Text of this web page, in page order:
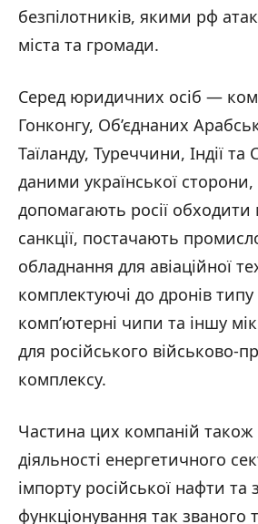
безпілотників, якими рф
міста та громади.
Серед юридичних осіб —
Гонконгу, Об’єднаних
Таїланду, Туреччини, Індії та
даними української
допомагають росії обходити
санкції, постачають
обладнання для авіаційної
комплектуючі до дронів типу
комп’ютерні чипи та іншу
для російського військово-
комплексу.
Частина цих компаній також
діяльності енергетичного
імпорту російської нафти та
функціонування так званого